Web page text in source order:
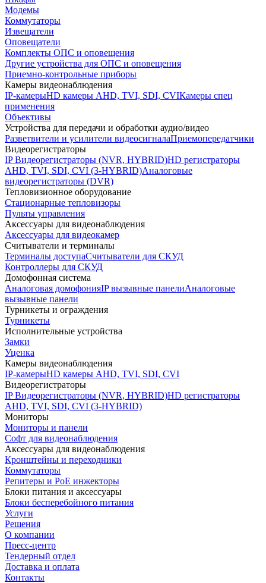
Модемы
Коммутаторы
Извещатели
Оповещатели
Комплекты ОПС и оповещения
Другие устройства для ОПС и оповещения
Приемно-контрольные приборы
Камеры видеонаблюдения
IP-камерыHD камеры AHD, TVI, SDI, CVIКамеры спец
применения
Объективы
Устройства для передачи и обработки аудио/видео
Разветвители и усилители видеосигналаПриемопередатчики
Видеорегистраторы
IP Видеорегистраторы (NVR, HYBRID)HD регистраторы
AHD, TVI, SDI, CVI (3-HYBRID)Аналоговые
видеорегистраторы (DVR)
Тепловизионное оборудование
Стационарные тепловизоры
Пульты управления
Аксессуары для видеонаблюдения
Аксессуары для видеокамер
Считыватели и терминалы
Терминалы доступаСчитыватели для СКУД
Контроллеры для СКУД
Домофонная система
Аналоговая домофонияIP вызывные панелиАналоговые
вызывные панели
Турникеты и ограждения
Турникеты
Исполнительные устройства
Замки
Уценка
Камеры видеонаблюдения
IP-камерыHD камеры AHD, TVI, SDI, CVI
Видеорегистраторы
IP Видеорегистраторы (NVR, HYBRID)HD регистраторы
AHD, TVI, SDI, CVI (3-HYBRID)
Мониторы
Мониторы и панели
Софт для видеонаблюдения
Аксессуары для видеонаблюдения
Кронштейны и переходники
Коммутаторы
Репитеры и PoE инжекторы
Блоки питания и аксессуары
Блоки бесперебойного питания
Услуги
Решения
О компании
Пресс-центр
Тендерный отдел
Доставка и оплата
Контакты